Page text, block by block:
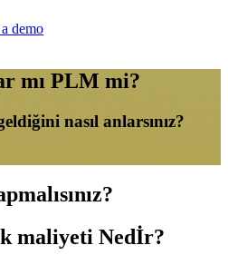
demo
mı PLM mi?
nasıl anlarsınız?
maliyeti Nedİr?